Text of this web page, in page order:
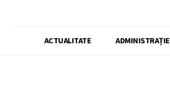
ACTUALITATE ADMINISTRAȚIE